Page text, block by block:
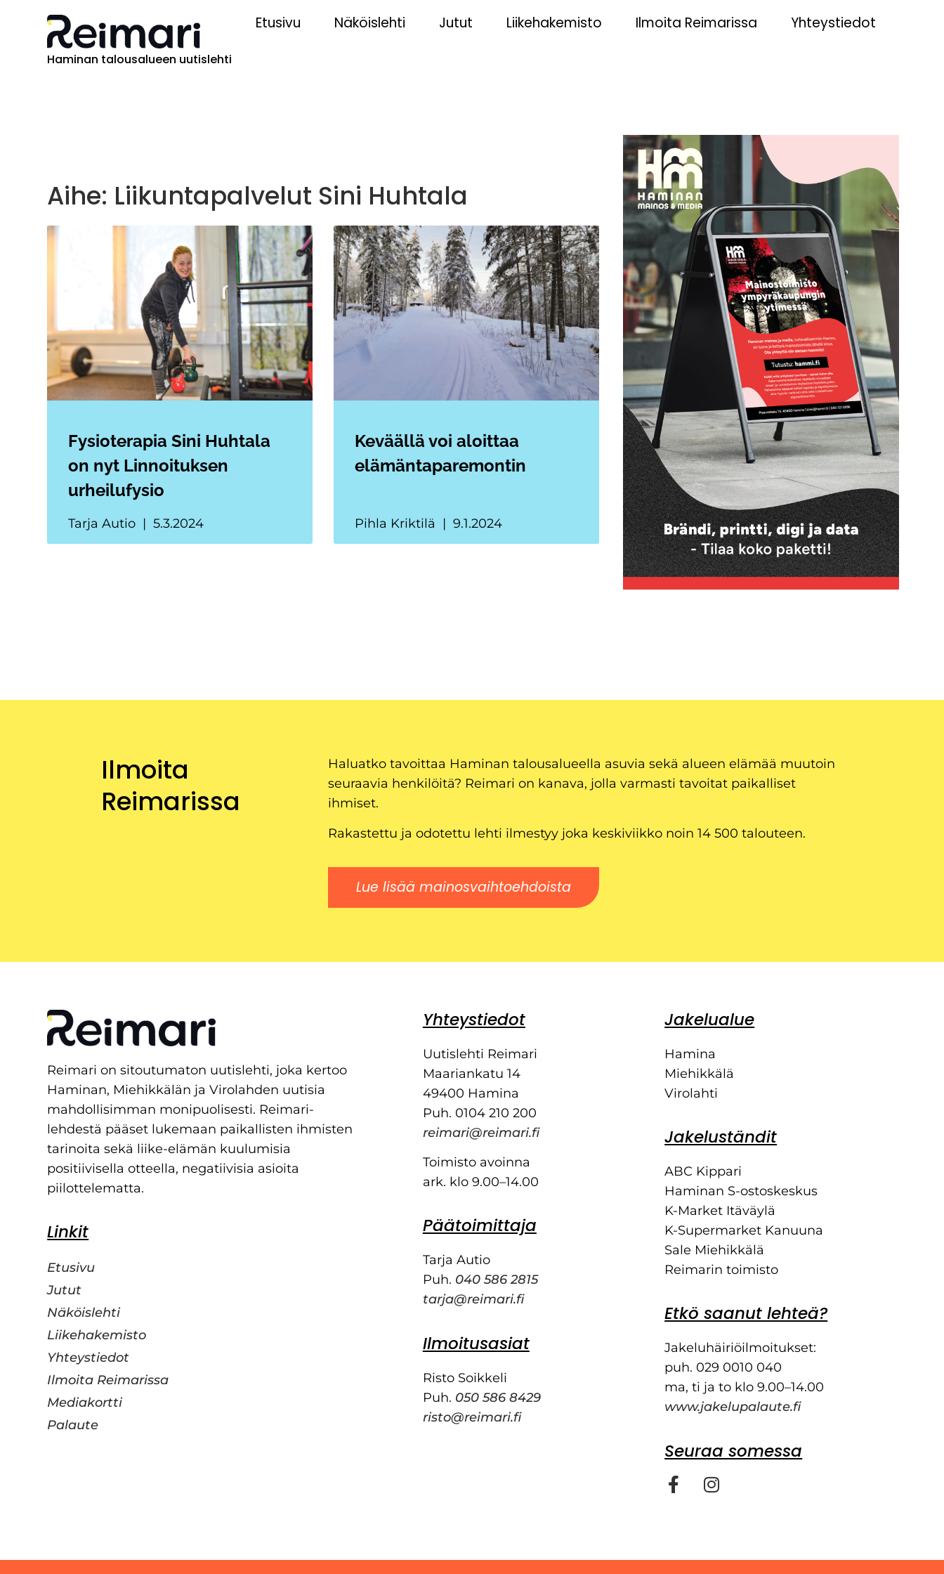
Haminan talousalueen uutislehti
Etusivu Näköislehti Jutut Liikehakemisto Ilmoita Reimarissa Yhteystiedot
Aihe: Liikuntapalvelut Sini Huhtala
Fysioterapia Sini Huhtala
on nyt Linnoituksen
urheilufysio
Tarja Autio 5.3.2024
Keväällä voi aloittaa
elämäntaparemontin
Pihla Kriktilä 9.1.2024
Ilmoita
Reimarissa
Haluatko tavoittaa Haminan talousalueella asuvia sekä alueen elämää muutoin
seuraavia henkilöitä? Reimari on kanava, jolla varmasti tavoitat paikalliset
ihmiset.
Rakastettu ja odotettu lehti ilmestyy joka keskiviikko noin 14 500 talouteen.
Lue lisää mainosvaihtoehdoista
Reimari on sitoutumaton uutislehti, joka kertoo
Haminan, Miehikkälän ja Virolahden uutisia
mahdollisimman monipuolisesti. Reimari-
lehdestä pääset lukemaan paikallisten ihmisten
tarinoita sekä liike-elämän kuulumisia
positiivisella otteella, negatiivisia asioita
piilottelematta.
Linkit
Etusivu
Jutut
Näköislehti
Liikehakemisto
Yhteystiedot
Ilmoita Reimarissa
Mediakortti
Palaute
Yhteystiedot
Uutislehti Reimari
Maariankatu 14
49400 Hamina
Puh. 0104 210 200
reimari@reimari.fi
Toimisto avoinna
ark. klo 9.00–14.00
Päätoimittaja
Tarja Autio
Puh. 040 586 2815
tarja@reimari.fi
Ilmoitusasiat
Risto Soikkeli
Puh. 050 586 8429
risto@reimari.fi
Jakelualue
Hamina
Miehikkälä
Virolahti
Jakeluständit
ABC Kippari
Haminan S-ostoskeskus
K-Market Itäväylä
K-Supermarket Kanuuna
Sale Miehikkälä
Reimarin toimisto
Etkö saanut lehteä?
Jakeluhäiriöilmoitukset:
puh. 029 0010 040
ma, ti ja to klo 9.00–14.00
www.jakelupalaute.fi
Seuraa somessa